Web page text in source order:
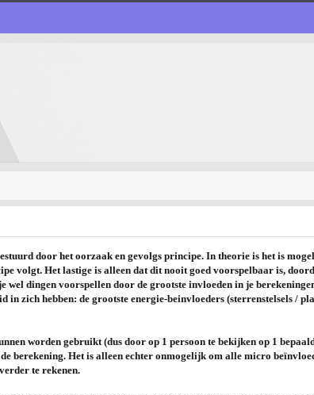
door het oorzaak en gevolgs principe. In theorie is het is
volgt. Het lastige is alleen dat dit nooit goed voorspelbaar is,
dingen voorspellen door de grootste invloeden in je
in zich hebben: de grootste energie-beinvloeders (sterrenstelsels /
worden gebruikt (dus door op 1 persoon te bekijken op 1
berekening. Het is alleen echter onmogelijk om alle micro
te rekenen.